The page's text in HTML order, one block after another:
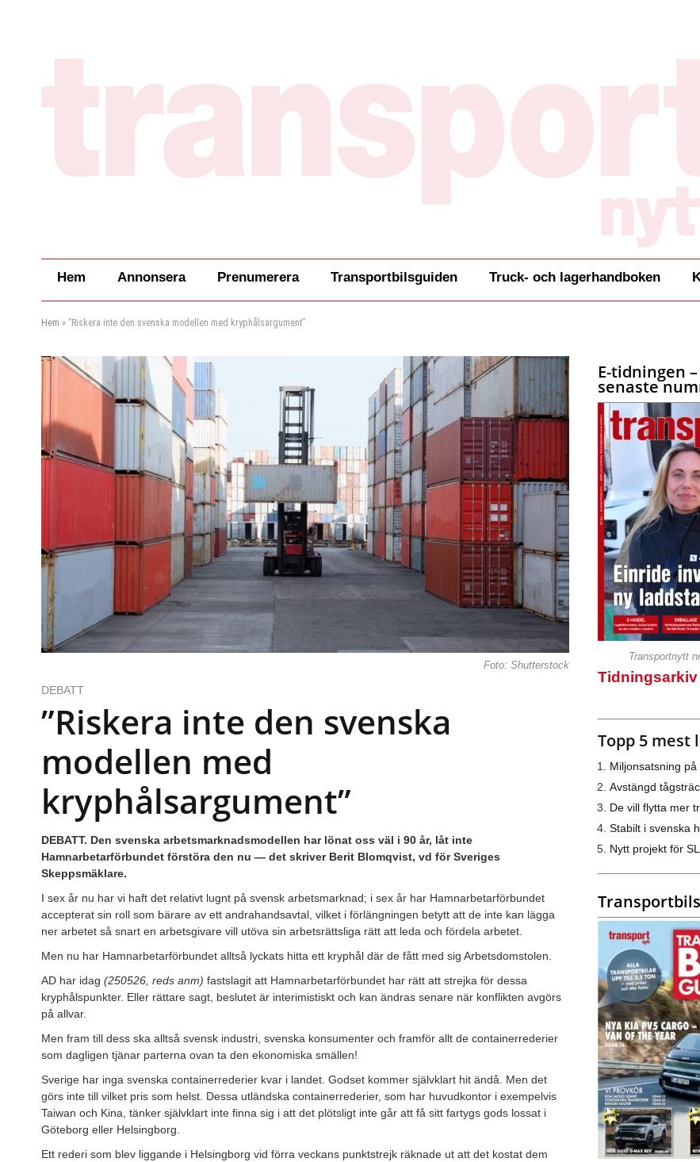
Hem Annonsera Prenumerera Transportbilsguiden Truck- och lagerhandboken
Hem » ”Riskera inte den svenska modellen med kryphålsargument”
Foto: Shutterstock
DEBATT
”Riskera inte den svenska
modellen med
kryphålsargument”
DEBATT. Den svenska arbetsmarknadsmodellen har lönat oss väl i 90 år, låt inte
Hamnarbetarförbundet förstöra den nu — det skriver Berit Blomqvist, vd för Sveriges
Skeppsmäklare.
I sex år nu har vi haft det relativt lugnt på svensk arbetsmarknad; i sex år har Hamnarbetarförbundet
accepterat sin roll som bärare av ett andrahandsavtal, vilket i förlängningen betytt att de inte kan lägga
ner arbetet så snart en arbetsgivare vill utöva sin arbetsrättsliga rätt att leda och fördela arbetet.
Men nu har Hamnarbetarförbundet alltså lyckats hitta ett kryphål där de fått med sig Arbetsdomstolen.
AD har idag (250526, reds anm) fastslagit att Hamnarbetarförbundet har rätt att strejka för dessa
kryphålspunkter. Eller rättare sagt, beslutet är interimistiskt och kan ändras senare när konflikten avgörs
på allvar.
Men fram till dess ska alltså svensk industri, svenska konsumenter och framför allt de containerrederier
som dagligen tjänar parterna ovan ta den ekonomiska smällen!
Sverige har inga svenska containerrederier kvar i landet. Godset kommer självklart hit ändå. Men det
görs inte till vilket pris som helst. Dessa utländska containerrederier, som har huvudkontor i exempelvis
Taiwan och Kina, tänker självklart inte finna sig i att det plötsligt inte går att få sitt fartygs gods lossat i
Göteborg eller Helsingborg.
Ett rederi som blev liggande i Helsingborg vid förra veckans punktstrejk räknade ut att det kostat dem
E-tidningen
senaste
Transportnytt
Tidningsarkiv
Topp 5 mest
Miljonsatsning
Avstängd
De vill flytta mer
Stabilt i svenska
Nytt projekt för